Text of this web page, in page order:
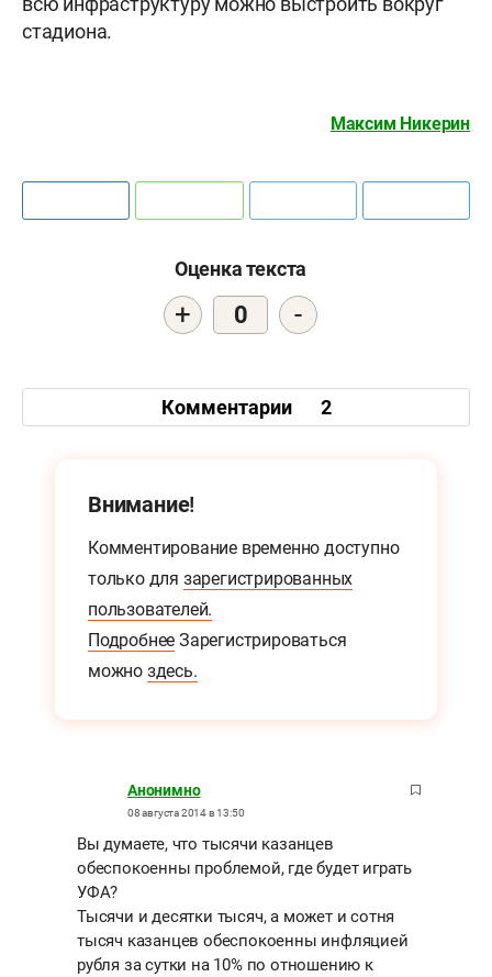
стадиона.
Максим Никерин
Оценка текста
+ 0 -
Комментарии 2
Внимание!
Комментирование временно доступно
только для зарегистрированных
пользователей.
Подробнее Зарегистрироваться
можно здесь.
Анонимно
08 августа 2014 в 13:50
Вы думаете, что тысячи казанцев
обеспокоенны проблемой, где будет играть
УФА?
Тысячи и десятки тысяч, а может и сотня
тысяч казанцев обеспокоенны инфляцией
рубля за сутки на 10% по отношению к